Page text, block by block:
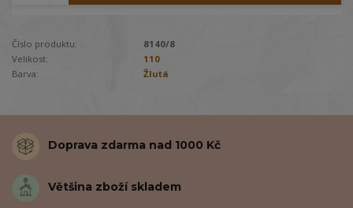
Číslo produktu:
8140/8
Velikost:
110
Barva:
Žlutá
Doprava zdarma nad 1000 Kč
Většina zboží skladem